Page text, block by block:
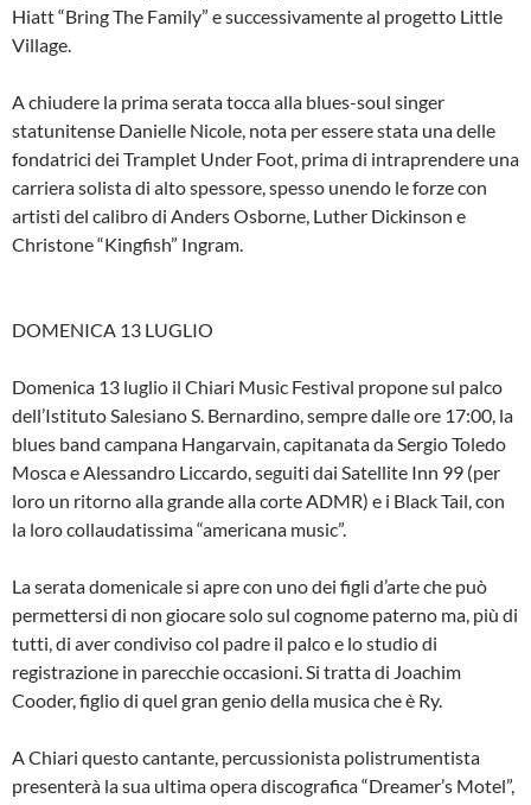
Hiatt “Bring The Family” e successivamente al progetto Little
Village.
A chiudere la prima serata tocca alla blues-soul singer
statunitense Danielle Nicole, nota per essere stata una delle
fondatrici dei Tramplet Under Foot, prima di intraprendere una
carriera solista di alto spessore, spesso unendo le forze con
artisti del calibro di Anders Osborne, Luther Dickinson e
Christone “Kingfish” Ingram.
DOMENICA 13 LUGLIO
Domenica 13 luglio il Chiari Music Festival propone sul palco
dell’Istituto Salesiano S. Bernardino, sempre dalle ore 17:00, la
blues band campana Hangarvain, capitanata da Sergio Toledo
Mosca e Alessandro Liccardo, seguiti dai Satellite Inn 99 (per
loro un ritorno alla grande alla corte ADMR) e i Black Tail, con
la loro collaudatissima “americana music”.
La serata domenicale si apre con uno dei figli d’arte che può
permettersi di non giocare solo sul cognome paterno ma, più di
tutti, di aver condiviso col padre il palco e lo studio di
registrazione in parecchie occasioni. Si tratta di Joachim
Cooder, figlio di quel gran genio della musica che è Ry.
A Chiari questo cantante, percussionista polistrumentista
presenterà la sua ultima opera discografica “Dreamer’s Motel”,